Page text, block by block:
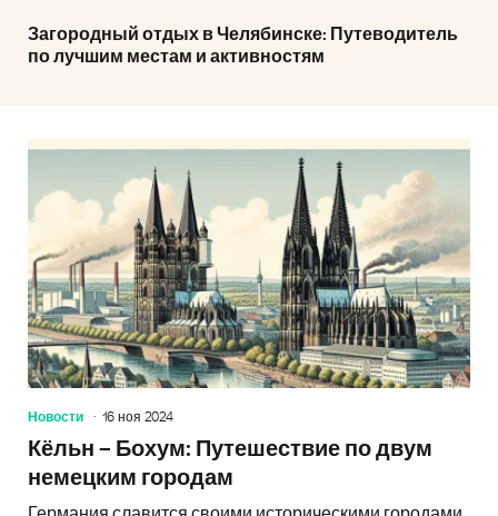
Загородный отдых в Челябинске: Путеводитель
по лучшим местам и активностям
Новости 16 ноя 2024
Кёльн – Бохум: Путешествие по двум
немецким городам